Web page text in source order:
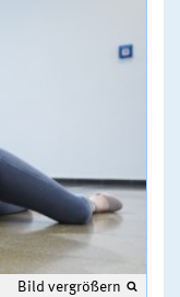
Bild vergrößern